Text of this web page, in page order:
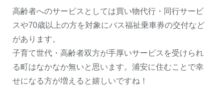
高齢者へのサービスとしては買い物代行・同行サービ
スや70歳以上の方を対象にバス福祉乗車券の交付など
があります。
子育て世代・高齢者双方が手厚いサービスを受けられ
る町はなかなか無いと思います。浦安に住むことで幸
せになる方が増えると嬉しいですね！